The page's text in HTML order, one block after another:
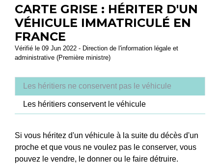
CARTE GRISE : HÉRITER D'UN
VÉHICULE IMMATRICULÉ EN
FRANCE
Vérifié le 09 Jun 2022 - Direction de l'information légale et
administrative (Première ministre)
Les héritiers ne conservent pas le véhicule
Les héritiers conservent le véhicule
Si vous héritez d'un véhicule à la suite du décès d'un
proche et que vous ne voulez pas le conserver, vous
pouvez le vendre, le donner ou le faire détruire.